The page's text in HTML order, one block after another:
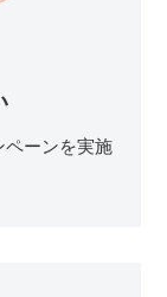
ペーンを実施